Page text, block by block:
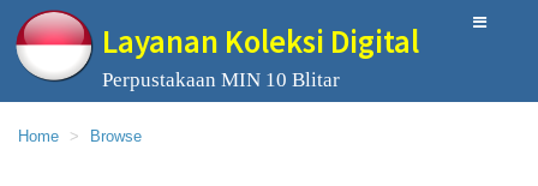
Layanan Koleksi Digital
Perpustakaan MIN 10 Blitar
Home Browse